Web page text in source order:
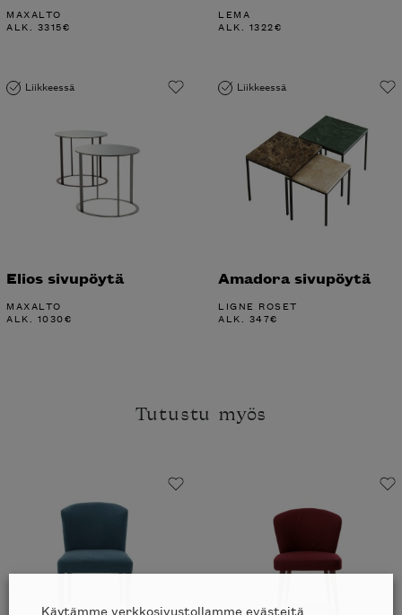
MAXALTO
ALK. 3315€
LEMA
ALK. 1322€
Liikkeessä
Elios sivupöytä
MAXALTO
ALK. 1030€
Liikkeessä
Amadora sivupöytä
LIGNE ROSET
ALK. 347€
Tutustu myös
Käytämme verkkosivustollamme evästeitä